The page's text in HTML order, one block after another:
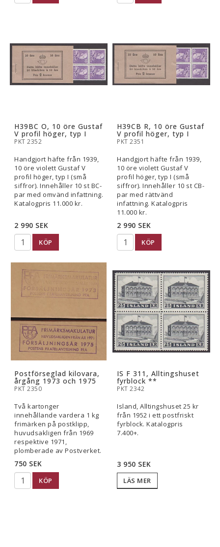
H39BC O, 10 öre Gustaf
V profil höger, typ I
PKT 2352
Handgjort häfte från 1939,
10 öre violett Gustaf V
profil höger, typ I (små
siffror). Innehåller 10 st BC-
par med omvänd infattning.
Katalogpris 11.000 kr.
2 990 SEK
KÖP
H39CB R, 10 öre Gustaf
V profil höger, typ I
PKT 2351
Handgjort häfte från 1939,
10 öre violett Gustaf V
profil höger, typ I (små
siffror). Innehåller 10 st CB-
par med rättvänd
infattning. Katalogpris
11.000 kr.
2 990 SEK
KÖP
Postförseglad kilovara,
årgång 1973 och 1975
PKT 2350
Två kartonger
innehållande vardera 1 kg
frimärken på postklipp,
huvudsakligen från 1969
respektive 1971,
plomberade av Postverket.
750 SEK
KÖP
IS F 311, Alltingshuset
fyrblock **
PKT 2342
Island, Alltingshuset 25 kr
från 1952 i ett postfriskt
fyrblock. Katalogpris
7.400+.
3 950 SEK
LÄS MER